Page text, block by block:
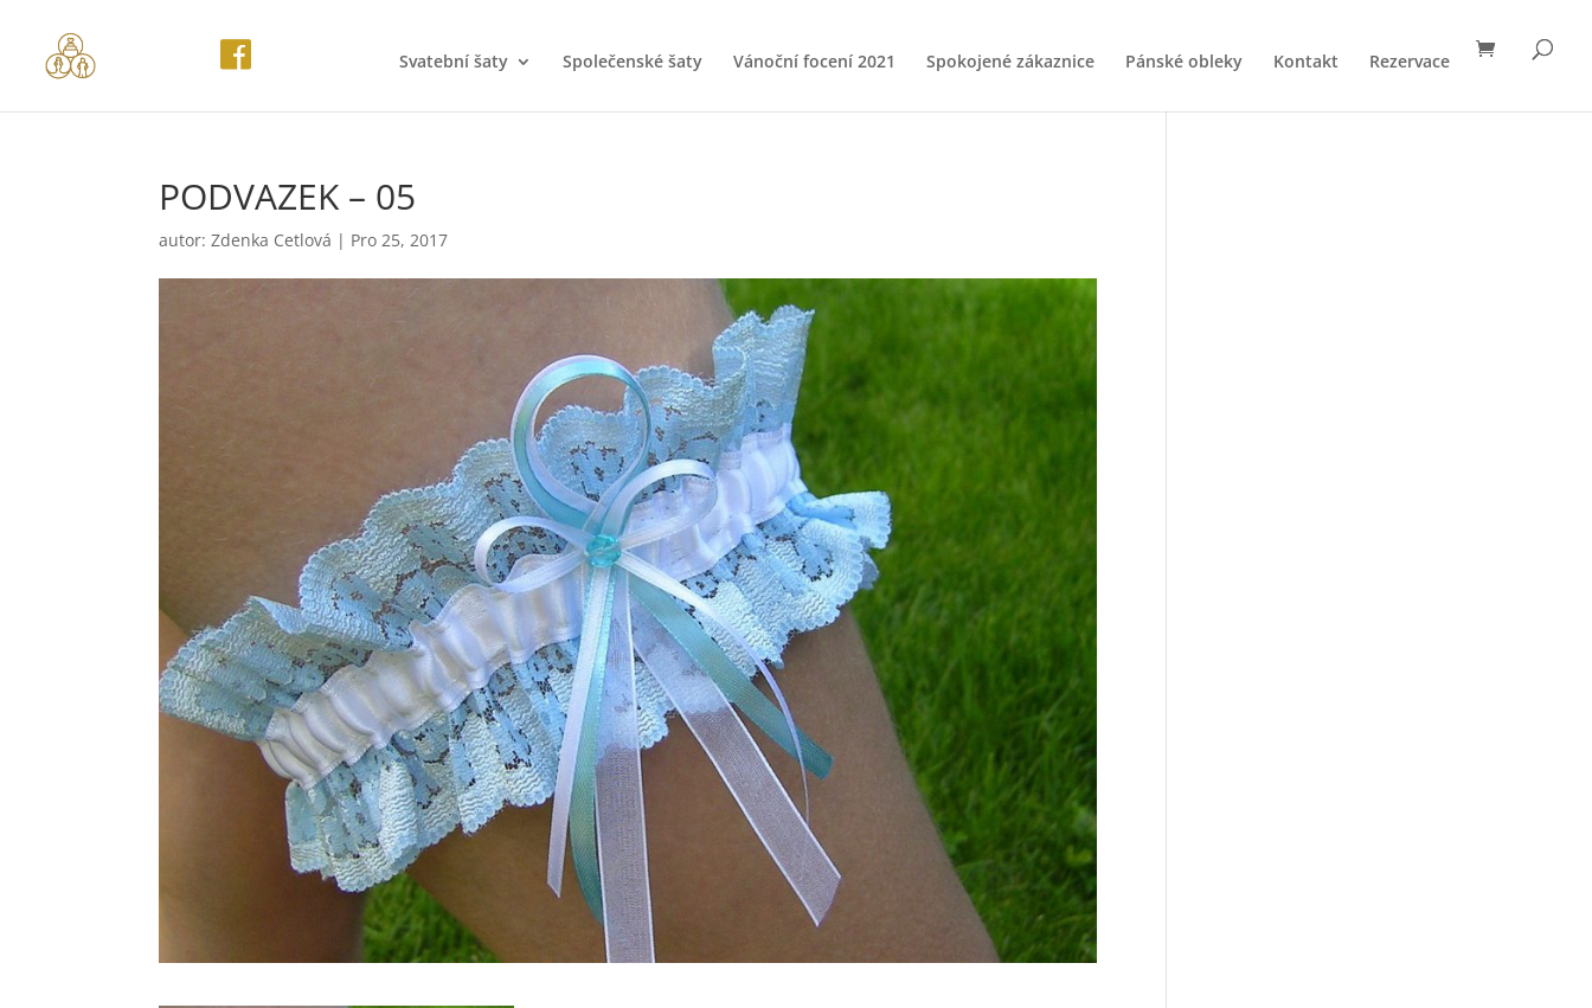
Svatební šaty Společenské šaty Vánoční focení 2021 Spokojené zákaznice Pánské obleky Kontakt Rezervace
PODVAZEK – 05
autor:Zdenka Cetlová | Pro 25, 2017